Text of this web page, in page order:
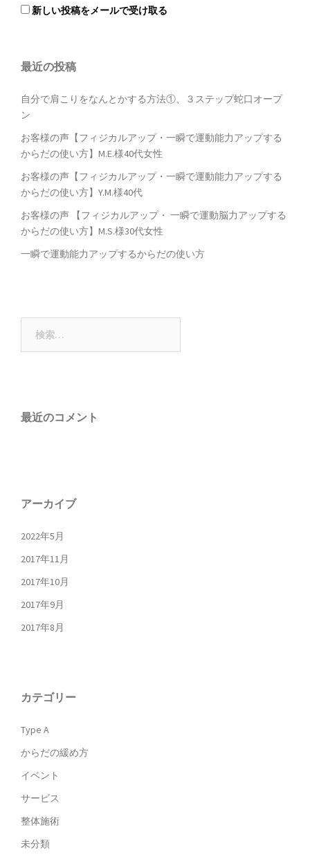
新しい投稿をメールで受け取る
最近の投稿
自分で肩こりをなんとかする方法①、３ステップ蛇口オープ
ン
お客様の声【フィジカルアップ・一瞬で運動能力アップする
からだの使い方】M.E.様40代女性
お客様の声【フィジカルアップ・一瞬で運動能力アップする
からだの使い方】Y.M.様40代
お客様の声 【フィジカルアップ・ 一瞬で運動脳力アップする
からだの使い方】M.S.様30代女性
一瞬で運動能力アップするからだの使い方
最近のコメント
アーカイブ
2022年5月
2017年11月
2017年10月
2017年9月
2017年8月
カテゴリー
Type A
からだの緩め方
イベント
サービス
整体施術
未分類